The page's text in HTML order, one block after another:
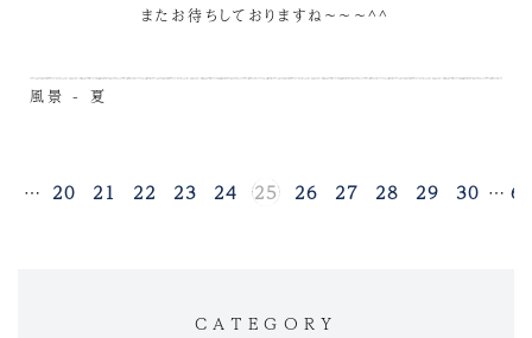
またお待ちしておりますね～～～^^
風景 - 夏
… 20 21 22 23 24 25 26 27 28 29 30 …
CATEGORY